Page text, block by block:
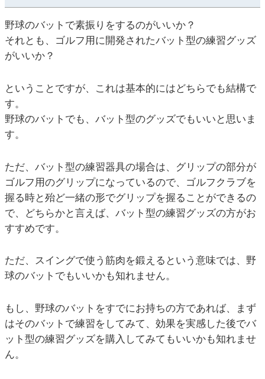
野球のバットで素振りをするのがいいか？
それとも、ゴルフ用に開発されたバット型の練習グッズ
がいいか？
ということですが、これは基本的にはどちらでも結構で
す。
野球のバットでも、バット型のグッズでもいいと思いま
す。
ただ、バット型の練習器具の場合は、グリップの部分が
ゴルフ用のグリップになっているので、ゴルフクラブを
握る時と殆ど一緒の形でグリップを握ることができるの
で、どちらかと言えば、バット型の練習グッズの方がお
すすめです。
ただ、スイングで使う筋肉を鍛えるという意味では、野
球のバットでもいいかも知れません。
もし、野球のバットをすでにお持ちの方であれば、まず
はそのバットで練習をしてみて、効果を実感した後でバ
ット型の練習グッズを購入してみてもいいかも知れませ
ん。